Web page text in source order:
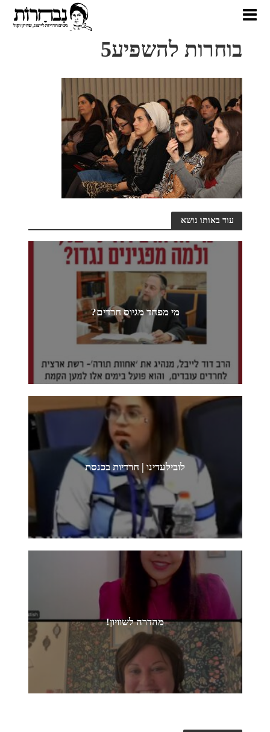
בוחרות להשפיע5
עוד באותו נושא
מי מפחד מגיוס חרדים?
לובילעדינו | חרדיות בכנסת
מהדרה לשוויון!